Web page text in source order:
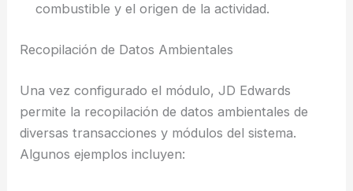
combustible y el origen de la actividad.
Recopilación de Datos Ambientales
Una vez configurado el módulo, JD Edwards
permite la recopilación de datos ambientales de
diversas transacciones y módulos del sistema.
Algunos ejemplos incluyen: